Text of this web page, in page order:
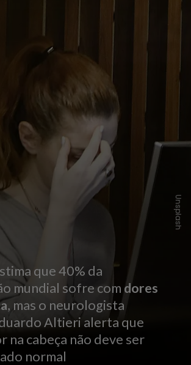
que 40% da
mundial sofre com dores
, mas o neurologista
Altieri alerta que
na cabeça não deve ser
normal
Unsplash